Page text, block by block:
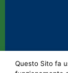
Questo Sito fa